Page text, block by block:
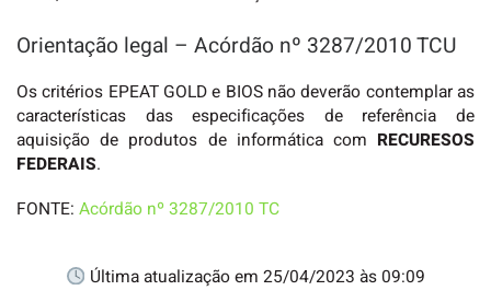
Orientação legal – Acórdão nº 3287/2010 TCU
Os critérios EPEAT GOLD e BIOS não deverão contemplar as
características das especificações de referência de
aquisição de produtos de informática com RECURESOS
FEDERAIS.
FONTE: Acórdão nº 3287/2010 TC
Última atualização em 25/04/2023 às 09:09